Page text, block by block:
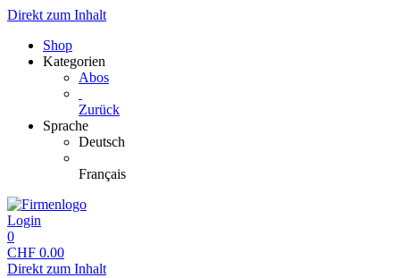
Direkt zum Inhalt
Shop
Kategorien
Abos
Zurück
Sprache
Deutsch
Français
Login
0
CHF 0.00
Direkt zum Inhalt